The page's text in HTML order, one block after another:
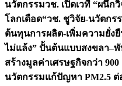
นวัตกรรมวช. เปิดเวที “ผนึก
โลกเดือด“วช. ชูวิจัย-นวัตกร
ต้นทุนการผลิต-เพิ่มความยั่ง
ไม่แล้ง” ปั้นต้นแบบสงขลา–พั
สร้างมูลค่าเศรษฐกิจกว่า
นวัตกรรมแก้ปัญหา PM2.5